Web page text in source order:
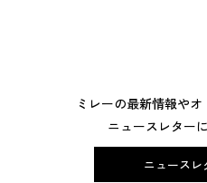
ミレーの最新情報や
ニュースレター
ニュースレ